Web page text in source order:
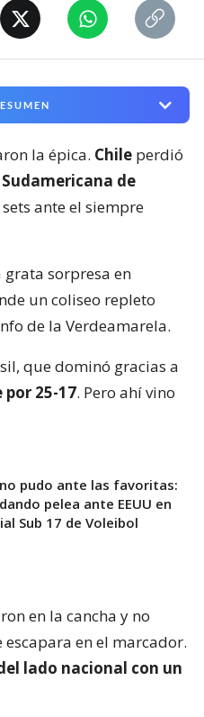
la épica. Chile perdió
Sudamericana de
ante el siempre
grata sorpresa en
un coliseo repleto
de la Verdeamarela.
que dominó gracias a
por 25-17. Pero ahí vino
pudo ante las favoritas:
pelea ante EEUU en
Sub 17 de Voleibol
en la cancha y no
en el marcador.
lado nacional con un